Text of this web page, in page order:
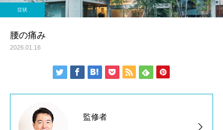
症状
腰の痛み
2026.01.16
監修者